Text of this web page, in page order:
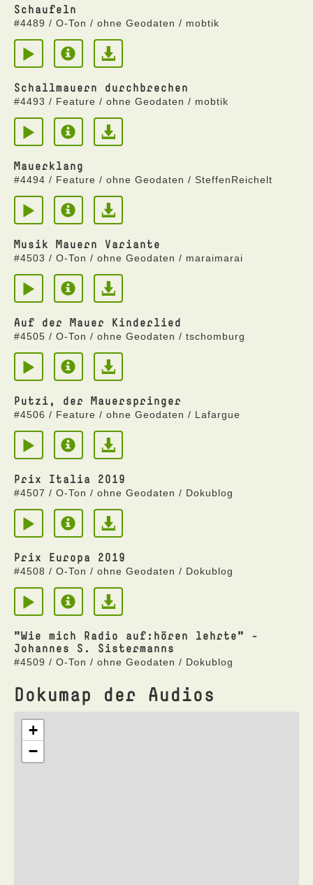
Schaufeln
#4489 / O-Ton / ohne Geodaten / mobtik
Schallmauern durchbrechen
#4493 / Feature / ohne Geodaten / mobtik
Mauerklang
#4494 / Feature / ohne Geodaten / SteffenReichelt
Musik Mauern Variante
#4503 / O-Ton / ohne Geodaten / maraimarai
Auf der Mauer Kinderlied
#4505 / O-Ton / ohne Geodaten / tschomburg
Putzi, der Mauerspringer
#4506 / Feature / ohne Geodaten / Lafargue
Prix Italia 2019
#4507 / O-Ton / ohne Geodaten / Dokublog
Prix Europa 2019
#4508 / O-Ton / ohne Geodaten / Dokublog
"Wie mich Radio auf:hören lehrte" -
Johannes S. Sistermanns
#4509 / O-Ton / ohne Geodaten / Dokublog
Dokumap der Audios